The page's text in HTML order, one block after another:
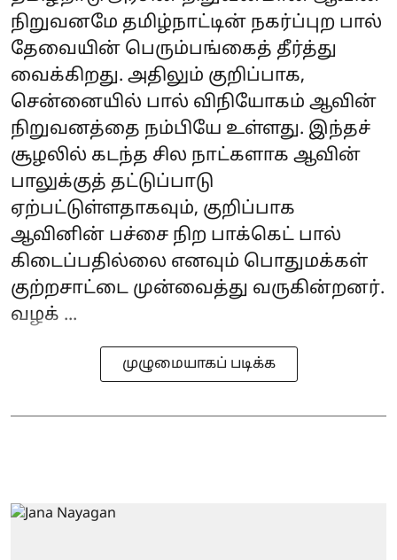
நிறுவனமே தமிழ்நாட்டின் நகர்ப்புற பால்
தேவையின் பெரும்பங்கைத் தீர்த்து
வைக்கிறது. அதிலும் குறிப்பாக,
சென்னையில் பால் விநியோகம் ஆவின்
நிறுவனத்தை நம்பியே உள்ளது. இந்தச்
சூழலில் கடந்த சில நாட்களாக ஆவின்
பாலுக்குத் தட்டுப்பாடு
ஏற்பட்டுள்ளதாகவும், குறிப்பாக
ஆவினின் பச்சை நிற‌ பாக்கெட் பால்
கிடைப்பதில்லை எனவும் பொதுமக்கள்
குற்றசாட்டை முன்வைத்து வருகின்றனர்.
வழக் ...
முழுமையாகப் படிக்க